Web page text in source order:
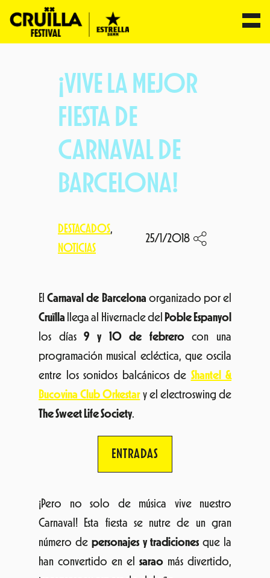
¡VIVE LA MEJOR
FIESTA DE
CARNAVAL DE
BARCELONA!
DESTACADOS
NOTICIAS
25/1/2018
ElCarnaval de Barcelona organizado por el
Cruïlla llega al Hivernacle del Poble Espanyol
los días9 y 10 de febrerocon una
programación musical ecléctica, que oscila
entre los sonidos balcánicos de Shantel &
Bucovina Club Orkestary el electroswing de
The Sweet Life Society.
ENTRADAS
¡Pero no solo de música vive nuestro
Carnaval! Esta fiesta se nutre de un gran
número de personajes y tradiciones que la
han convertido en el sarao más divertido,